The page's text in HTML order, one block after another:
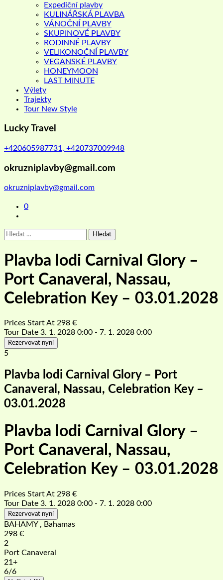
Expediční plavby
KULINÁŘSKÁ PLAVBA
VÁNOČNÍ PLAVBY
SKUPINOVÉ PLAVBY
RODINNÉ PLAVBY
VELIKONOČNÍ PLAVBY
VEGANSKÉ PLAVBY
HONEYMOON
LAST MINUTE
Výlety
Trajekty
Tour New Style
Lucky Travel
+420605987731, +420737009948
okruzniplavby@gmail.com
okruzniplavby@gmail.com
0
Vyhledávání
Plavba lodi Carnival Glory –
Port Canaveral, Nassau,
Celebration Key – 03.01.2028
Prices Start At 298 €
Tour Date 3. 1. 2028 0:00 - 7. 1. 2028 0:00
Rezervovat nyní
5
Plavba lodi Carnival Glory – Port
Canaveral, Nassau, Celebration Key –
03.01.2028
Plavba lodi Carnival Glory –
Port Canaveral, Nassau,
Celebration Key – 03.01.2028
Prices Start At 298 €
Tour Date 3. 1. 2028 0:00 - 7. 1. 2028 0:00
Rezervovat nyní
BAHAMY , Bahamas
298 €
2
Port Canaveral
21+
6/6